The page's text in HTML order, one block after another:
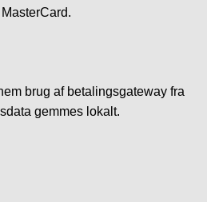
brug af betalingsgateway fra
gemmes lokalt.